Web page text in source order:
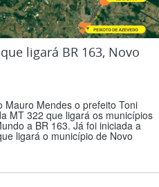
ligará BR 163, Novo
Mauro Mendes o prefeito Toni
MT 322 que ligará os municípios
a BR 163. Já foi iniciada a
ligará o município de Novo